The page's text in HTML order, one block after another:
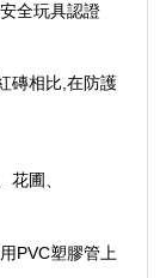
全玩具認證
磚相比,在防護
花圃、
PVC塑膠管上